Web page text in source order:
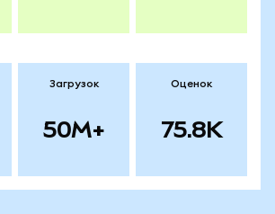
Загрузок
50M+
Оценок
75.8K